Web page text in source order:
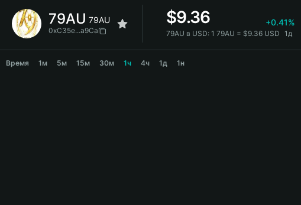
简体中文
繁體中文
Bahasa Indonesia
79AU 79AU
0xC35e...a9Ca
$9.36 +0.41%
79AU в USD: 1 79AU = $9.36 USD 1д
Время 1м 5м 15м 30м 1ч 4ч 1д 1н